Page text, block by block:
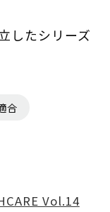
したシリーズ
合
Vol.14